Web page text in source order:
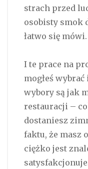
strach przed
osobisty smok
łatwo się mówi.
I te prace na
mogłeś
wybory są jak
restauracji –
dostaniesz
faktu, że masz
ciężko jest